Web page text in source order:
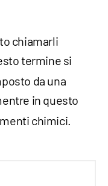
chiamarli
termine si
da una
in questo
chimici.